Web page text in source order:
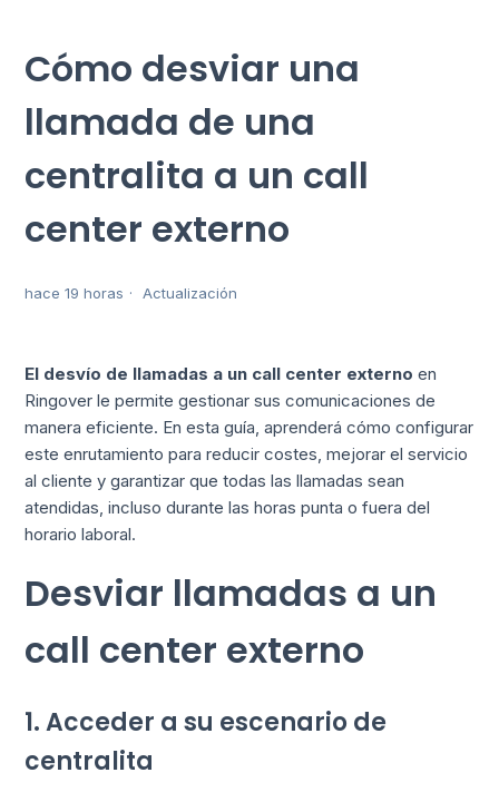
Cómo desviar una
llamada de una
centralita a un call
center externo
hace 19 horas Actualización
El desvío de llamadas a un call center externo en
Ringover le permite gestionar sus comunicaciones de
manera eficiente. En esta guía, aprenderá cómo configurar
este enrutamiento para reducir costes, mejorar el servicio
al cliente y garantizar que todas las llamadas sean
atendidas, incluso durante las horas punta o fuera del
horario laboral.
Desviar llamadas a un
call center externo
1. Acceder a su escenario de
centralita